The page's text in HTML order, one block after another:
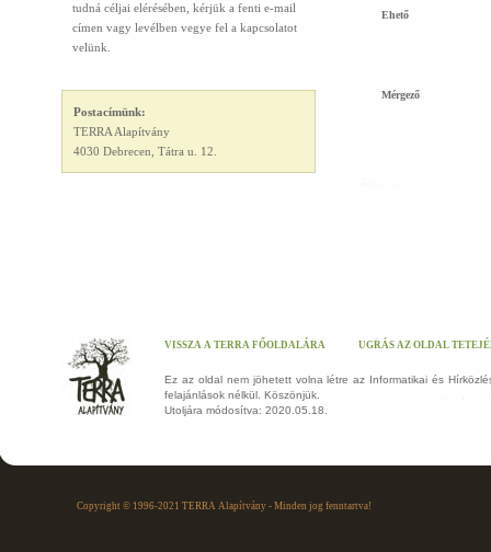
tudná céljai elérésében, kérjük a fenti e-mail
címen vagy levélben vegye fel a kapcsolatot
velünk.
Postacímünk:
TERRA Alapítvány
4030 Debrecen, Tátra u. 12.
Ehető
Mérgező
VISSZA A TERRA FŐOLDALÁRA UGRÁS AZ OLDAL
Ez az oldal nem jöhetett volna létre az Informatikai és
felajánlások nélkül. Köszönjük.
Utoljára módosítva: 2020.05.18.
Copyright © 1996-2021 TERRA Alapítvány - Minden jog fenntartva!